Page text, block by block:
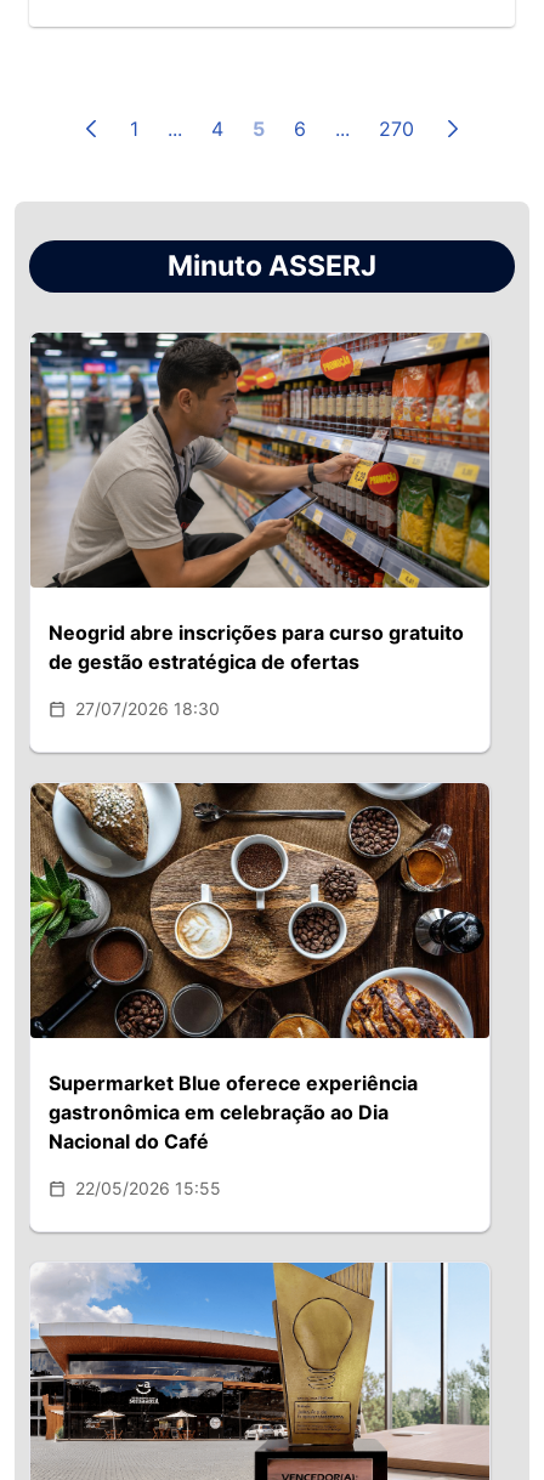
1 ... 4 5 6 ... 270
Minuto ASSERJ
Neogrid abre inscrições para curso gratuito
de gestão estratégica de ofertas
27/07/2026 18:30
Supermarket Blue oferece experiência
gastronômica em celebração ao Dia
Nacional do Café
22/05/2026 15:55